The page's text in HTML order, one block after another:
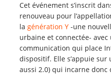
Cet événement s’inscrit
renouveau pour
la génération Y -une
urbaine et connectée-
communication qui place
dispositif. Elle s’appuie sur
aussi 2.0) qui incarne donc